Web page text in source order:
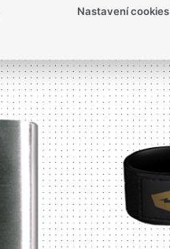
Nastavení cookies